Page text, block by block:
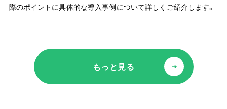
際のポイントに具体的な導入事例について詳しくご紹介します。
もっと見る